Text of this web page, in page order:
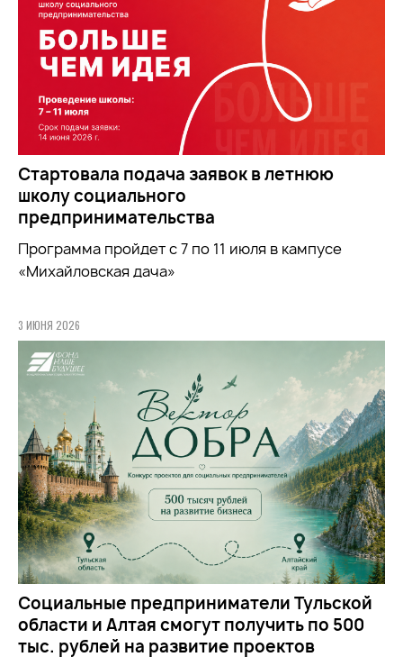
Стартовала подача заявок в летнюю
школу социального
предпринимательства
Программа пройдет с 7 по 11 июля в кампусе
«Михайловская дача»
3 ИЮНЯ 2026
Социальные предприниматели Тульской
области и Алтая смогут получить по 500
тыс. рублей на развитие проектов